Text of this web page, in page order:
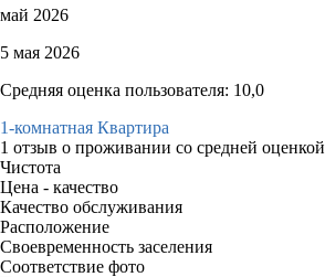
май 2026
5 мая 2026
Средняя оценка пользователя: 10,0
1-комнатная Квартира
1 отзыв о проживании со средней оценкой
Чистота
Цена - качество
Качество обслуживания
Расположение
Своевременность заселения
Соответствие фото